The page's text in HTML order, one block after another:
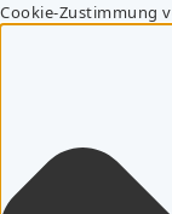
Cookie-Zustimmung